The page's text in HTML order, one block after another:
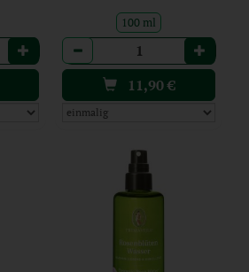
100 ml
Anzahl
11,90€